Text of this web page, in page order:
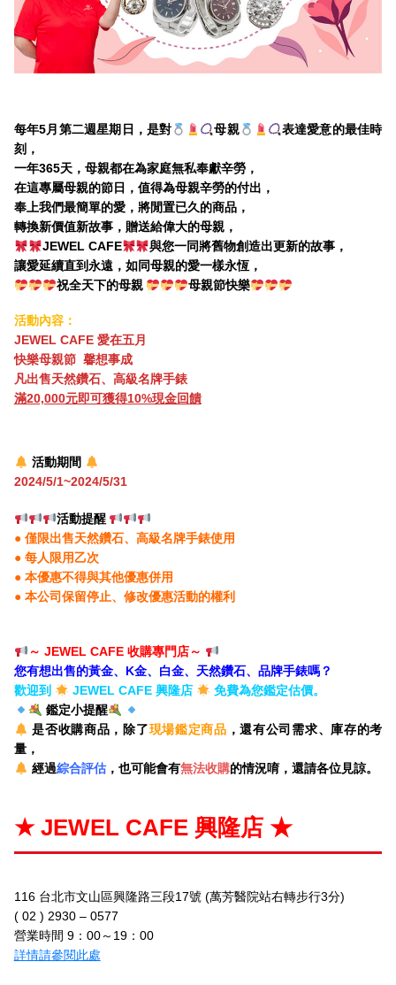
每年5月第二週星期日，是對 母親
表達愛意的最佳時
刻，
一年365天，母親都在為家庭無私奉獻辛勞，
在這專屬母親的節日，值得為母親辛勞的付出，
奉上我們最簡單的愛，將閒置已久的商品，
轉換新價值新故事，贈送給偉大的母親，
JEWEL CAFE
與您一同將舊物創造出更新的故事，
讓愛延續直到永遠，如同母親的愛一樣永恆，
祝全天下的母親
母親節快樂
活動內容：
JEWEL CAFE 愛在五月
快樂母親節 馨想事成
凡出售天然鑽石、高級名牌手錶
滿20,000元即可獲得10%現金回饋
活動期間
2024/5/1~2024/5/31
活動提醒
● 僅限出售天然鑽石、高級名牌手錶使用
● 每人限用乙次
● 本優惠不得與其他優惠併用
● 本公司保留停止、修改優惠活動的權利
～ JEWEL CAFE 收購專門店～
您有想出售的黃金、K金、白金、天然鑽石、品牌手錶嗎？
歡迎到
JEWEL CAFE 興隆店
免費為您鑑定估價。
鑑定小提醒
是否收購商品，除了現場鑑定商品 ，還有公司需求、庫存的考
量，
經過綜合評估，也可能會有無法收購的情況唷，還請各位見諒。
★ JEWEL CAFE 興隆店 ★
116 台北市文山區興隆路三段17號 (萬芳醫院站右轉步行3分)
( 02 ) 2930 – 0577
營業時間 9：00～19：00
詳情請參閱此處